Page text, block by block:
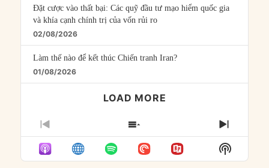
Đặt cược vào thất bại: Các quỹ đầu tư mạo hiểm quốc gia
và khía cạnh chính trị của vốn rủi ro
02/08/2026
Làm thế nào để kết thúc Chiến tranh Iran?
01/08/2026
LOAD MORE
PREVIOUS
EPISODE
SHOW
EPISODES
LIST
NEXT
Show
Podcast